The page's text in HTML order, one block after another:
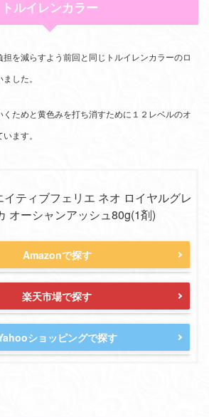
トルイレンカラー
を減らすよう前回と同じトルイレンカラーのロ
した。
ためと黄色みを打ち消すために１２レベルのオ
ます。
イティブフェリエ ネオ ロイヤルグレ
オーシャンアッシュ80g(1剤)
Amazonで探す
楽天市場で探す
ショッピングで探す